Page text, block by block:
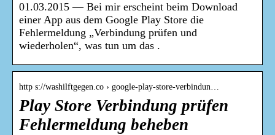
01.03.2015 — Bei mir erscheint beim Download
einer App aus dem Google Play Store die
Fehlermeldung „Verbindung prüfen und
wiederholen“, was tun um das .
http s://washilftgegen.co › google-play-store-verbindun…
Play Store Verbindung prüfen
Fehlermeldung beheben